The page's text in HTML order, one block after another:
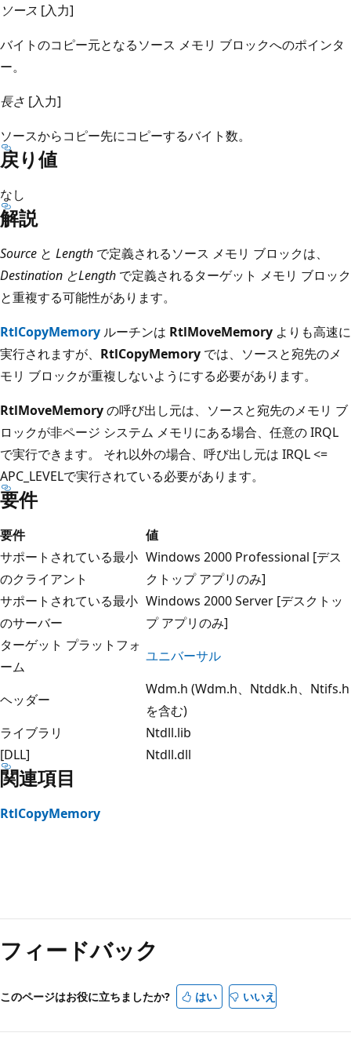
ソース [入力]
バイトのコピー元となるソース メモリ ブロックへのポインタ
ー。
長さ [入力]
ソースからコピー先にコピーするバイト数。
戻り値
なし
解説
Source と Length で定義されるソース メモリ ブロックは、
Destination とLength で定義されるターゲット メモリ ブロック
と重複する可能性があります。
RtlCopyMemory ルーチンは RtlMoveMemory よりも高速に
実行されますが、 RtlCopyMemory では、ソースと宛先のメ
モリ ブロックが重複しないようにする必要があります。
RtlMoveMemoryの呼び出し元は、ソースと宛先のメモリ ブ
ロックが非ページ システム メモリにある場合、任意の IRQL
で実行できます。 それ以外の場合、呼び出し元は IRQL <=
APC_LEVELで実行されている必要があります。
要件
要件
値
サポートされている最小
のクライアント
Windows 2000 Professional [デス
クトップ アプリのみ]
サポートされている最小
のサーバー
Windows 2000 Server [デスクトッ
プ アプリのみ]
ターゲット プラットフォ
ーム
ユニバーサル
ヘッダー
Wdm.h (Wdm.h、Ntddk.h、Ntifs.h
を含む)
ライブラリ
Ntdll.lib
[DLL]
Ntdll.dll
関連項目
RtlCopyMemory
フィードバック
このページはお役に立ちましたか? はい いいえ